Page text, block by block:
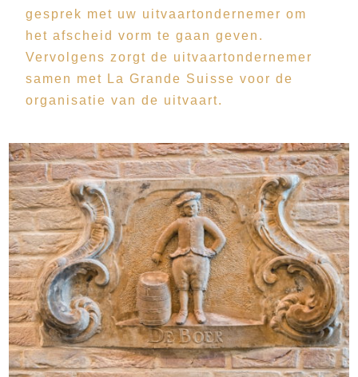
gesprek met uw uitvaartondernemer om
het afscheid vorm te gaan geven.
Vervolgens zorgt de uitvaartondernemer
samen met La Grande Suisse voor de
organisatie van de uitvaart.